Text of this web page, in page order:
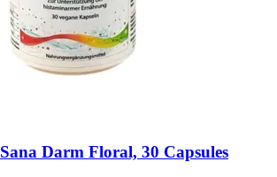
Sana Darm Floral, 30 Capsules